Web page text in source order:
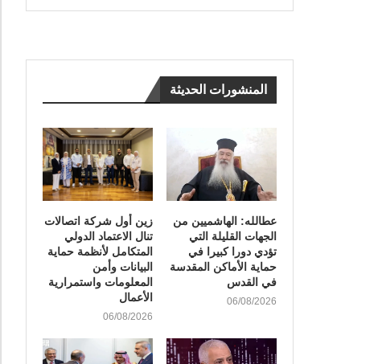
المنشورات الحديثة
عطالله: الهاشميين من
الجهات القليلة التي
تؤدي دورا كبيرا في
حماية الأماكن المقدسة
في القدس
06/08/2026
زين أول شركة اتصالات
تنال الاعتماد الدولي
المتكامل لأنظمة حماية
البيانات وأمن
المعلومات واستمرارية
الأعمال
06/08/2026